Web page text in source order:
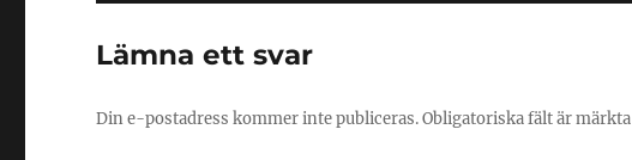
Lämna ett svar
Din e-postadress kommer inte publiceras.Obligatoriska fält är märkta